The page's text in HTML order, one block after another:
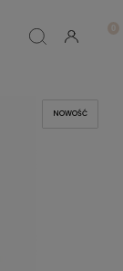
NOWOŚĆ